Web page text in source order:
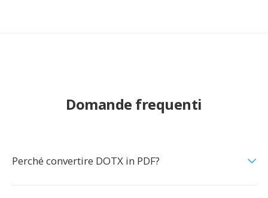
Domande frequenti
Perché convertire DOTX in PDF?